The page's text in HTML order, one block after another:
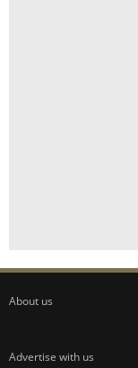
About us
Advertise with us